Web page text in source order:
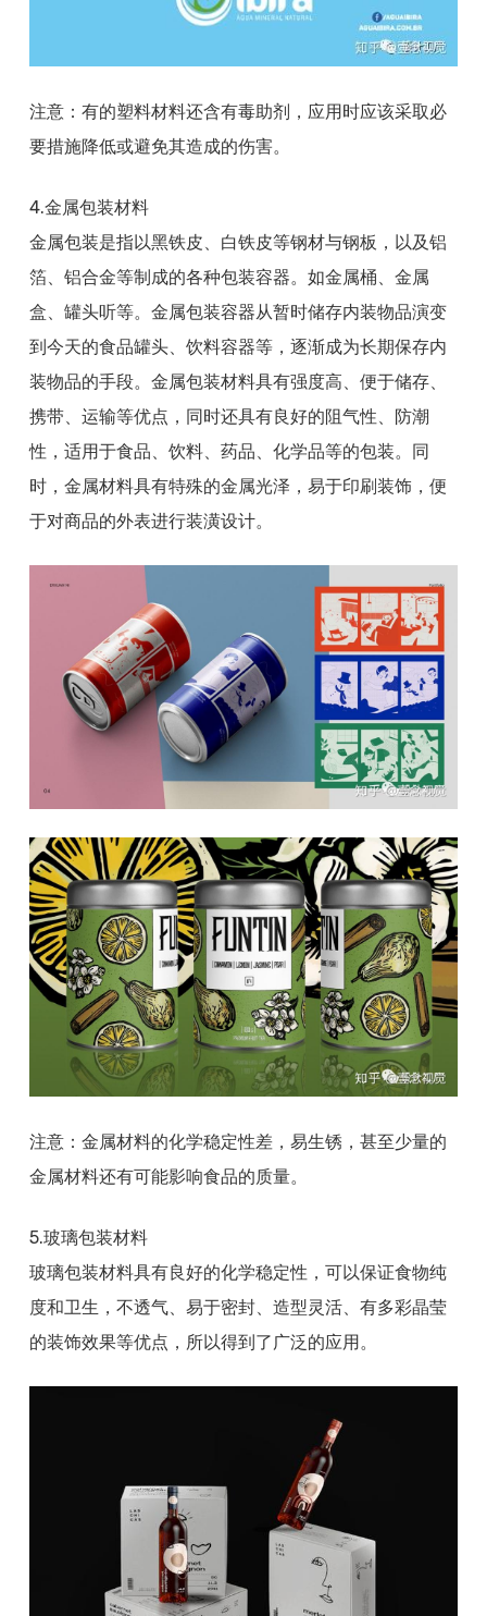
注意：有的塑料材料还含有毒助剂，应用时应该采取必
要措施降低或避免其造成的伤害。
4.金属包装材料
金属包装是指以黑铁皮、白铁皮等钢材与钢板，以及铝
箔、铝合金等制成的各种包装容器。如金属桶、金属
盒、罐头听等。金属包装容器从暂时储存内装物品演变
到今天的食品罐头、饮料容器等，逐渐成为长期保存内
装物品的手段。金属包装材料具有强度高、便于储存、
携带、运输等优点，同时还具有良好的阻气性、防潮
性，适用于食品、饮料、药品、化学品等的包装。同
时，金属材料具有特殊的金属光泽，易于印刷装饰，便
于对商品的外表进行装潢设计。
注意：金属材料的化学稳定性差，易生锈，甚至少量的
金属材料还有可能影响食品的质量。
5.玻璃包装材料
玻璃包装材料具有良好的化学稳定性，可以保证食物纯
度和卫生，不透气、易于密封、造型灵活、有多彩晶莹
的装饰效果等优点，所以得到了广泛的应用。